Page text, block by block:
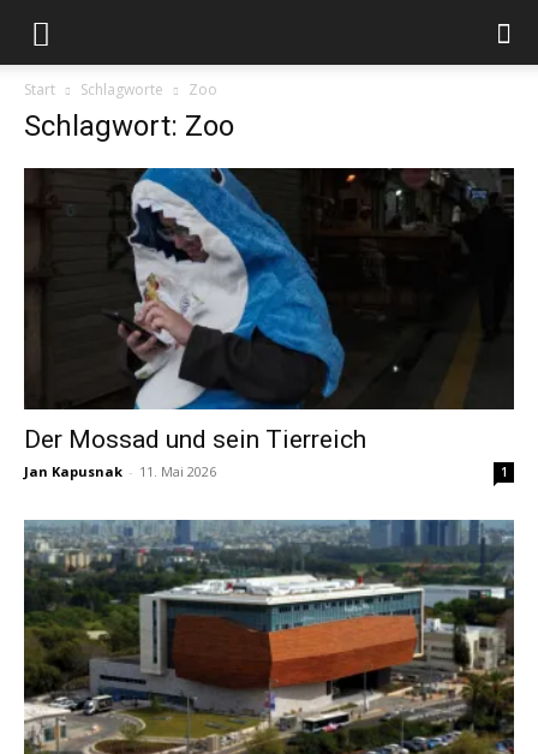
Start Schlagworte Zoo
Schlagwort: Zoo
Der Mossad und sein Tierreich
Jan Kapusnak - 11. Mai 2026 1